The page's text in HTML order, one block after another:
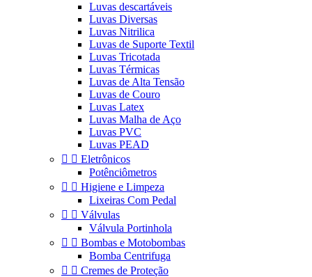
Luvas descartáveis
Luvas Diversas
Luvas Nitrilica
Luvas de Suporte Textil
Luvas Tricotada
Luvas Térmicas
Luvas de Alta Tensão
Luvas de Couro
Luvas Latex
Luvas Malha de Aço
Luvas PVC
Luvas PEAD
  Eletrônicos
Potênciômetros
  Higiene e Limpeza
Lixeiras Com Pedal
  Válvulas
Válvula Portinhola
  Bombas e Motobombas
Bomba Centrifuga
  Cremes de Proteção